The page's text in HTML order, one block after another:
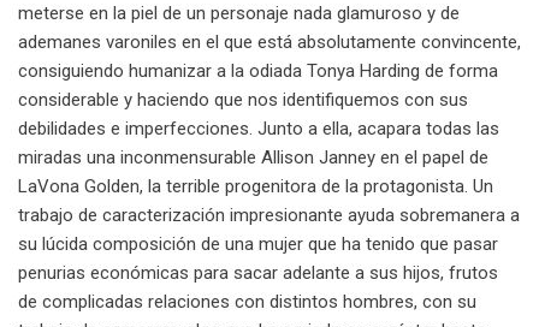
meterse en la piel de un personaje nada glamuroso y de
ademanes varoniles en el que está absolutamente convincente,
consiguiendo humanizar a la odiada Tonya Harding de forma
considerable y haciendo que nos identifiquemos con sus
debilidades e imperfecciones. Junto a ella, acapara todas las
miradas una inconmensurable Allison Janney en el papel de
LaVona Golden, la terrible progenitora de la protagonista. Un
trabajo de caracterización impresionante ayuda sobremanera a
su lúcida composición de una mujer que ha tenido que pasar
penurias económicas para sacar adelante a sus hijos, frutos
de complicadas relaciones con distintos hombres, con su